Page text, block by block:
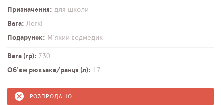
Призначення
для школи
Вага
Легкі
Подарунок
М'який ведмедик
Вага (гр)
730
Об'єм рюкзака/ранця (л)
17
РОЗПРОДАНО